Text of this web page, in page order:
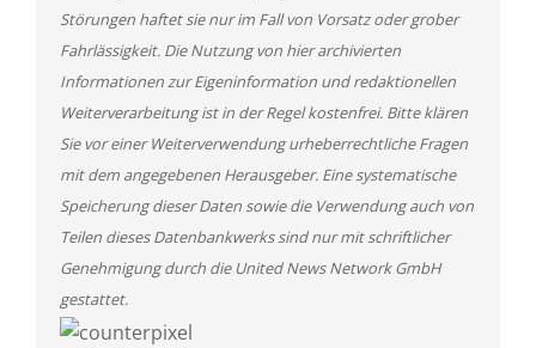
Störungen haftet sie nur im Fall von Vorsatz oder grober
Fahrlässigkeit. Die Nutzung von hier archivierten
Informationen zur Eigeninformation und redaktionellen
Weiterverarbeitung ist in der Regel kostenfrei. Bitte klären
Sie vor einer Weiterverwendung urheberrechtliche Fragen
mit dem angegebenen Herausgeber. Eine systematische
Speicherung dieser Daten sowie die Verwendung auch von
Teilen dieses Datenbankwerks sind nur mit schriftlicher
Genehmigung durch die United News Network GmbH
gestattet.